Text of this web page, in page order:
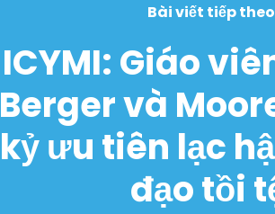
Bài viết tiếp theo
ICYMI: Giáo
Berger và
kỷ ưu tiên lạc
đạo tồi